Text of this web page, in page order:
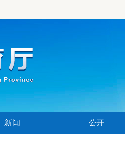
新闻 公开